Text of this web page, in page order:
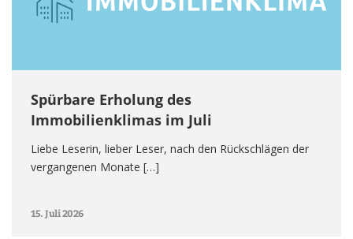
Spürbare Erholung des
Immobilienklimas im Juli
Liebe Leserin, lieber Leser, nach den Rückschlägen der
vergangenen Monate […]
15. Juli 2026